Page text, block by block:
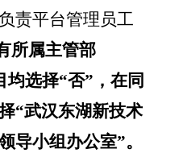
责平台管理员工
所属主管部
均选择“否” ，在同
“武汉东湖新技术
导小组办公室”。